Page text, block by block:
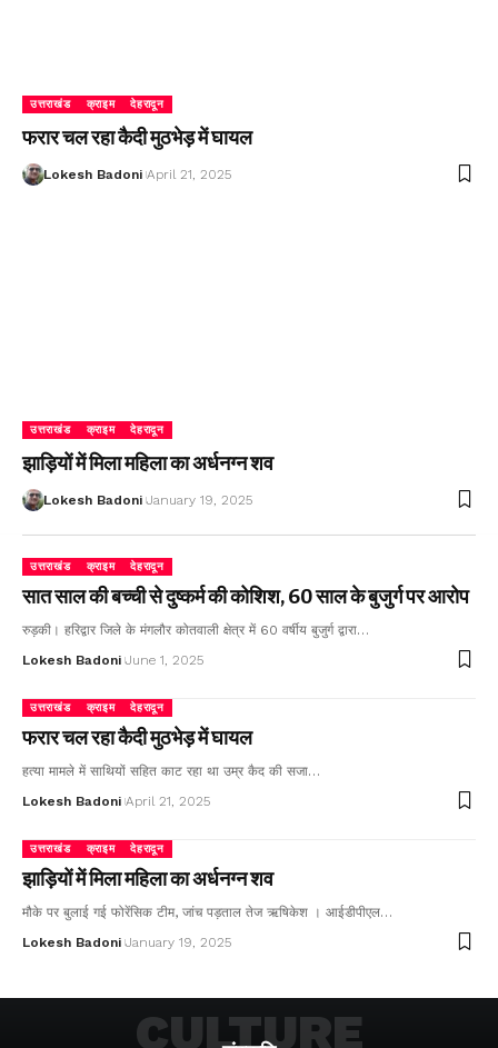
उत्तराखंड क्राइम देहरादून
फरार चल रहा कैदी मुठभेड़ में घायल
Lokesh Badoni April 21, 2025
उत्तराखंड क्राइम देहरादून
झाड़ियों में मिला महिला का अर्धनग्न शव
Lokesh Badoni January 19, 2025
उत्तराखंड क्राइम देहरादून
सात साल की बच्ची से दुष्कर्म की कोशिश, 60 साल के बुजुर्ग पर आरोप
रुड़की। हरिद्वार जिले के मंगलौर कोतवाली क्षेत्र में 60 वर्षीय बुजुर्ग द्वारा…
Lokesh Badoni June 1, 2025
उत्तराखंड क्राइम देहरादून
फरार चल रहा कैदी मुठभेड़ में घायल
हत्या मामले में साथियों सहित काट रहा था उम्र कैद की सजा…
Lokesh Badoni April 21, 2025
उत्तराखंड क्राइम देहरादून
झाड़ियों में मिला महिला का अर्धनग्न शव
मौके पर बुलाई गई फोरेंसिक टीम, जांच पड़ताल तेज ऋषिकेश । आईडीपीएल…
Lokesh Badoni January 19, 2025
CULTURE